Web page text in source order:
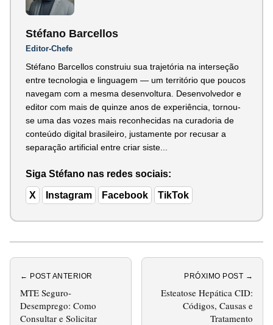
Stéfano Barcellos
Editor-Chefe
Stéfano Barcellos construiu sua trajetória na interseção
entre tecnologia e linguagem — um território que poucos
navegam com a mesma desenvoltura. Desenvolvedor e
editor com mais de quinze anos de experiência, tornou-
se uma das vozes mais reconhecidas na curadoria de
conteúdo digital brasileiro, justamente por recusar a
separação artificial entre criar siste...
Siga Stéfano nas redes sociais:
X Instagram Facebook TikTok
← POST ANTERIOR
MTE Seguro-
Desemprego: Como
Consultar e Solicitar
PRÓXIMO POST →
Esteatose Hepática CID:
Códigos, Causas e
Tratamento